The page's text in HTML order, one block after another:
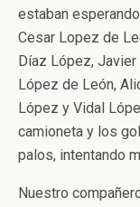
estaban
Cesar Lopez de
Díaz López,
López de León,
López y Vidal
camioneta y los
palos, intentando
Nuestro